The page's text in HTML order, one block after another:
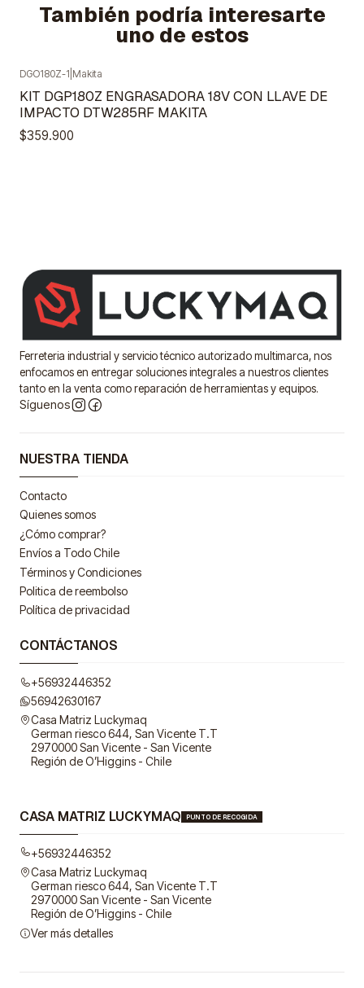
También podría interesarte
uno de estos
Agotado
DGO180Z-1 Makita
KIT DGP180Z ENGRASADORA 18V CON LLAVE DE
IMPACTO DTW285RF MAKITA
$359.900
Ferreteria industrial y servicio técnico autorizado multimarca, nos
enfocamos en entregar soluciones integrales a nuestros clientes
tanto en la venta como reparación de herramientas y equipos.
Síguenos
NUESTRA TIENDA
Contacto
Quienes somos
¿Cómo comprar?
Envíos a Todo Chile
Términos y Condiciones
Politica de reembolso
Política de privacidad
CONTÁCTANOS
+56932446352
56942630167
Casa Matriz Luckymaq
German riesco 644, San Vicente T.T
2970000 San Vicente - San Vicente
Región de O’Higgins - Chile
CASA MATRIZ LUCKYMAQ PUNTO DE RECOGIDA
+56932446352
Casa Matriz Luckymaq
German riesco 644, San Vicente T.T
2970000 San Vicente - San Vicente
Región de O’Higgins - Chile
Ver más detalles